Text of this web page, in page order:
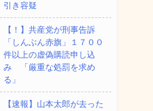
引き容疑
【！】共産党が刑事告訴
「しんぶん赤旗」１７００
件以上の虚偽購読申し込
み 「厳重な処罰を求め
る」
【速報】山本太郎が去った